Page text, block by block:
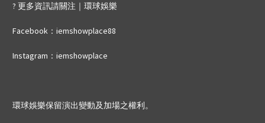
? 更多資訊請關注｜環球娛樂
Facebook：iemshowplace88
Instagram：iemshowplace
環球娛樂保留演出變動及加場之權利。